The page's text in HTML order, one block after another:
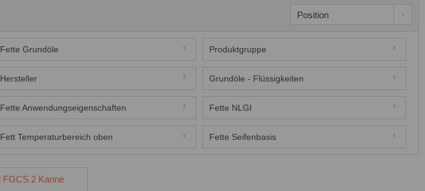
Fette Grundöle
Weissöl med.
Produktgruppe
Schmierfette
Hersteller
ANDEROL
Grundöle - Flüssigkeiten
Weissöl med.
Fette Anwendungseigenschaften
NSF-H1
Fette NLGI
NLGI 2
Fett Temperaturbereich oben Fette Seifenbasis